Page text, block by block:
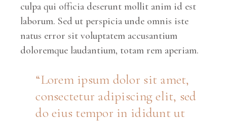
culpa qui officia deserunt mollit anim id est
laborum. Sed ut perspicia unde omnis iste
natus error sit voluptatem accusantium
doloremque laudantium, totam rem aperiam.
“Lorem ipsum dolor sit amet,
consectetur adipiscing elit, sed
do eius tempor in ididunt ut